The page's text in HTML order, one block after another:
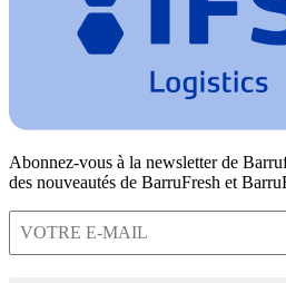
Abonnez-vous à la newsletter de
des nouveautés de BarruFresh et